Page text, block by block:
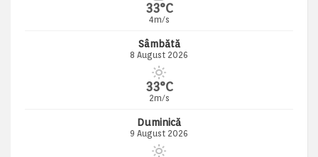
33°C
4m/s
Sâmbătă
8 August 2026
33°C
2m/s
Duminică
9 August 2026